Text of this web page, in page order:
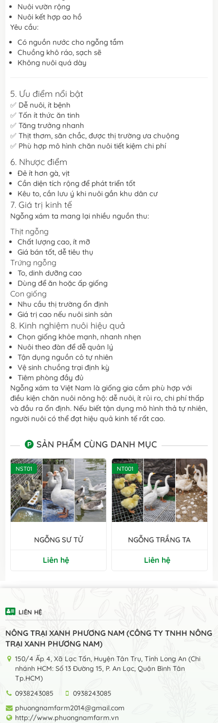
Nuôi vườn rộng
Nuôi kết hợp ao hồ
Yêu cầu:
Có nguồn nước cho ngỗng tắm
Chuồng khô ráo, sạch sẽ
Không nuôi quá dày
5. Ưu điểm nổi bật
✅ Dễ nuôi, ít bệnh
✅ Tốn ít thức ăn tinh
✅ Tăng trưởng nhanh
✅ Thịt thơm, săn chắc, được thị trường ưa chuộng
✅ Phù hợp mô hình chăn nuôi tiết kiệm chi phí
6. Nhược điểm
Đẻ ít hơn gà, vịt
Cần diện tích rộng để phát triển tốt
Kêu to, cần lưu ý khi nuôi gần khu dân cư
7. Giá trị kinh tế
Ngỗng xám ta mang lại nhiều nguồn thu:
Thịt ngỗng
Chất lượng cao, ít mỡ
Giá bán tốt, dễ tiêu thụ
Trứng ngỗng
To, dinh dưỡng cao
Dùng để ăn hoặc ấp giống
Con giống
Nhu cầu thị trường ổn định
Giá trị cao nếu nuôi sinh sản
8. Kinh nghiệm nuôi hiệu quả
Chọn giống khỏe mạnh, nhanh nhẹn
Nuôi theo đàn để dễ quản lý
Tận dụng nguồn cỏ tự nhiên
Vệ sinh chuồng trại định kỳ
Tiêm phòng đầy đủ
Ngỗng xám ta Việt Nam là giống gia cầm phù hợp với
điều kiện chăn nuôi nông hộ: dễ nuôi, ít rủi ro, chi phí thấp
và đầu ra ổn định. Nếu biết tận dụng mô hình thả tự nhiên,
người nuôi có thể đạt hiệu quả kinh tế rất cao.
SẢN PHẨM CÙNG DANH MỤC
NST01
NGỖNG SƯ TỬ
Liên hệ
NT001
NGỖNG TRẮNG TA
Liên hệ
LIÊN HỆ
NÔNG TRẠI XANH PHƯƠNG NAM (CÔNG TY TNHH NÔNG
TRẠI XANH PHƯƠNG NAM)
150/4 Ấp 4, Xã Lạc Tấn, Huyện Tân Trụ, Tỉnh Long An (Chi
nhánh HCM: Số 13 Đường 15, P. An Lạc, Quận Bình Tân
Tp.HCM)
0938243085
0938243085
phuongnamfarm2014@gmail.com
http://www.phuongnamfarm.vn